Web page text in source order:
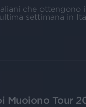
che
settimana in
Muoiono Tour